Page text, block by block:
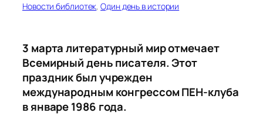
Новости библиотек, Один день в истории
3 марта литературный мир отмечает
Всемирный день писателя. Этот
праздник был учрежден
международным конгрессом ПЕН-клуба
в январе 1986 года.